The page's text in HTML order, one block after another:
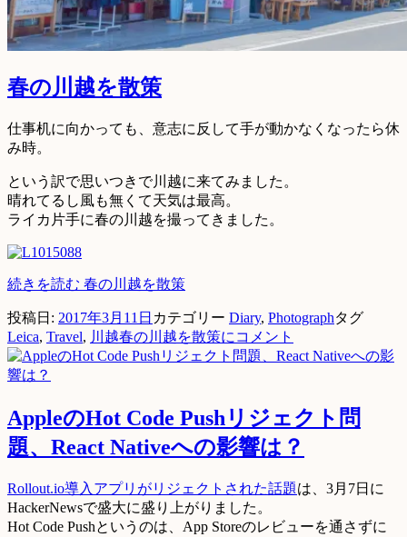
春の川越を散策
仕事机に向かっても、意志に反して手が動かなくなったら休
み時。
という訳で思いつきで川越に来てみました。
晴れてるし風も無くて天気は最高。
ライカ片手に春の川越を撮ってきました。
続きを読む 春の川越を散策
投稿日: 2017年3月11日 カテゴリー Diary, Photographタグ
Leica, Travel, 川越春の川越を散策に コメント
AppleのHot Code Pushリジェクト問
題、React Nativeへの影響は？
Rollout.io導入アプリがリジェクトされた話題は、3月7日に
HackerNewsで盛大に盛り上がりました。
Hot Code Pushというのは、App Storeのレビューを通さずに